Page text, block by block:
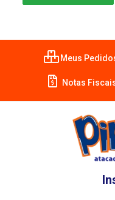
Meus
Notas